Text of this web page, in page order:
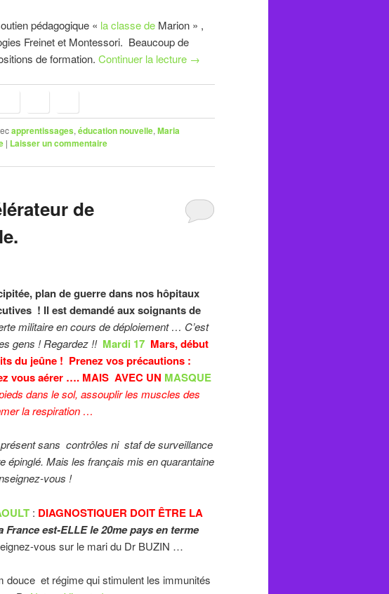
pédagogique « la classe deMarion » ,
Freinet et Montessori. Beaucoup de
de formation. Continuer la lecture →
apprentissages, éducation nouvelle, Maria
| Laisser un commentaire
de
plan de guerre dans nos hôpitaux
! Il est demandé aux soignants de
militaire en cours de déploiement … C’est
gens ! Regardez !! Mardi 17 Mars, début
du jeûne ! Prenez vos précautions :
vous aérer …. MAIS AVEC UN MASQUE
dans le sol, assouplir les muscles des
la respiration …
sans contrôles ni staf de surveillance
épinglé. Mais les français mis en quarantaine
vous !
: DIAGNOSTIQUER DOIT ÊTRE LA
France est-ELLE le 20me pays en terme
vous sur le mari du Dr BUZIN …
douce et régime qui stimulent les immunités